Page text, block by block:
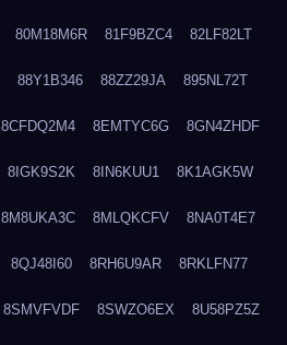
80M18M6R 81F9BZC4 82LF82LT
88Y1B346 88ZZ29JA 895NL72T
8CFDQ2M4 8EMTYC6G 8GN4ZHDF
8IGK9S2K 8IN6KUU1 8K1AGK5W
8M8UKA3C 8MLQKCFV 8NA0T4E7
8QJ48I60 8RH6U9AR 8RKLFN77
8SMVFVDF 8SWZO6EX 8U58PZ5Z